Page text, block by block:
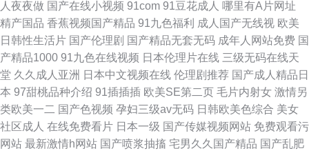
人夜夜做 国产在线小视频 91com 91豆花成人 哪里有A片网址
精产国品 香蕉视频国产精品 91九色福利 成人国产无线视 欧美
日韩性生活片 国产伦理剧 国产精品无套无码 成年人网站免费 国
产精品1000 91九色在线视频 日本伦理片在线 三级无码在线天
堂 久久成人亚洲 日本中文视频在线 伦理剧推荐 国产成人精品日
本 97甜桃品种介绍 91插插插 欧美SE第二页 毛片内射女 激情另
类欧美一二 国产色视频 孕妇三级av无码 日韩欧美色综合 美女
社区成人 在线免费看片 日本一级 国产传媒视频网站 免费观看污
网站 最新激情h网站 国产喷浆抽搐 宅男久久国产精品 国产乱肥